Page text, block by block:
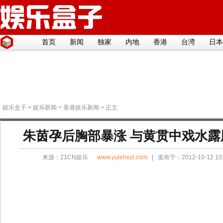
首页 新闻 独家 内地 香港 台湾 日本
娱乐盒子 > 娱乐新闻 > 香港娱乐新闻 > 正文
朱茵孕后胸部暴涨 与黄贯中戏水
来源： 21CN娱乐 www.yulehezi.com | 发布于：2012-10-12